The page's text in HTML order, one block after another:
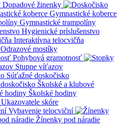
Dopadové žinenky
Gymnastické koberce
Gymnastické trampolíny
Hygienické príslušenstvo
Interaktívna telocvičňa
Odrazové mostíky
Pohybová gramotnosť
Stupne víťazov
Súťažné doskočisko
Školské a klubové
Školské hodiny
Ukazovatele skóre
Vybavenie telocviční
Žínenky pod náradie